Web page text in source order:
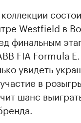
Westfield в
финальным
FIA Formula
увидеть
в
шанс